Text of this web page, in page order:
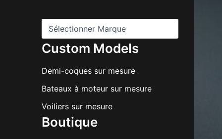
Custom Models
Demi-coques sur mesure
Bateaux à moteur sur mesure
Voiliers sur mesure
Boutique